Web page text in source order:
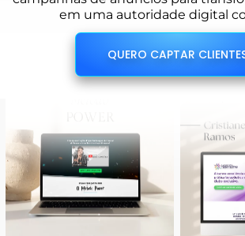
em uma autoridade digital
QUERO CAPTAR